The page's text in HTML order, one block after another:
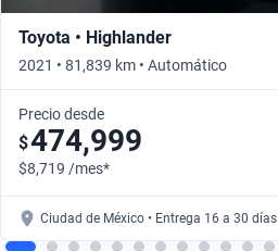
Toyota • Highlander
2021 • 81,839 km • Automático
Precio desde
$474,999
$8,719 /mes*
Ciudad de México • Entrega 16 a 30 días